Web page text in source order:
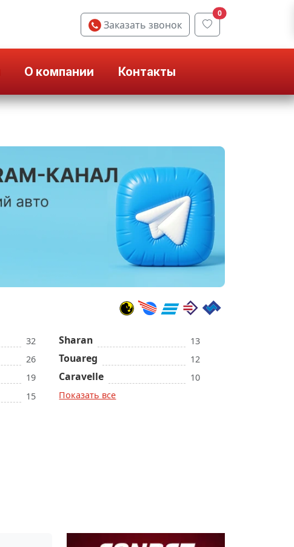
Заказать звонок
0
О компании Контакты
32
26
19
15
Sharan 13
Touareg 12
Caravelle
10
Показать все